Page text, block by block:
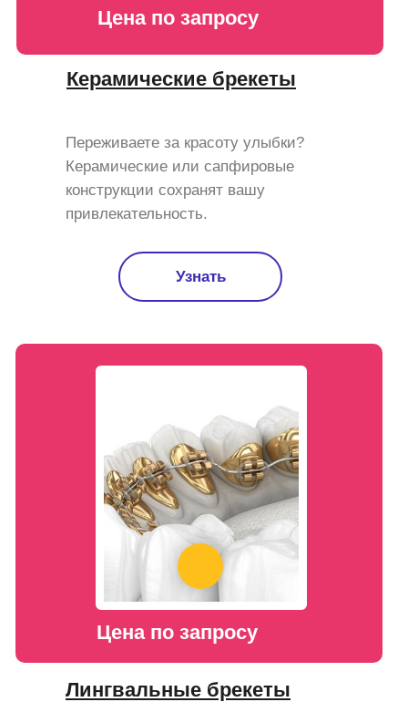
Переживаете за красоту улыбки?
Керамические или сапфировые
конструкции сохранят вашу
привлекательность.
Керамические брекеты
Узнать
Цена по запросу
Цена по запросу
Лингвальные брекеты